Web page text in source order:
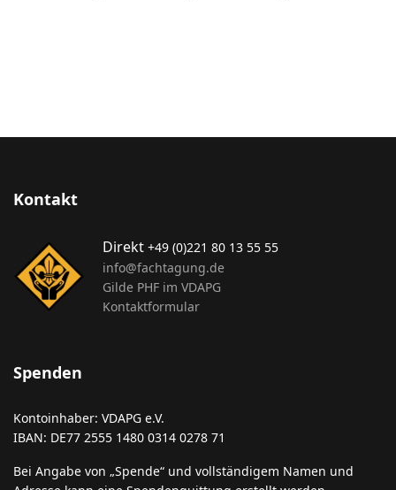
Kontakt
Direkt +49 (0)221 80 13 55 55
info@fachtagung.de
Gilde PHF im VDAPG
Kontaktformular
Spenden
Kontoinhaber: VDAPG e.V.
IBAN: DE77 2555 1480 0314 0278 71
Bei Angabe von „Spende“ und vollständigem Namen und